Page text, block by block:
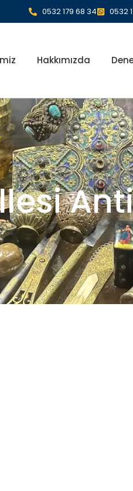
0532 179 68 34 0532
Hakkımızda